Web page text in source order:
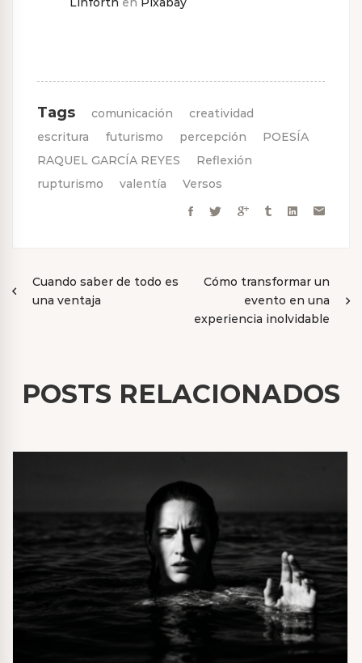
Tags comunicación
creatividad
escritura
futurismo percepción
POESÍA
RAQUEL GARCÍA REYES
Reflexión
rupturismo
valentía Versos
Navegación
de
Cuando saber de todo es
una ventaja
Cómo transformar un
evento en una
experiencia inolvidable
POSTS RELACIONADOS